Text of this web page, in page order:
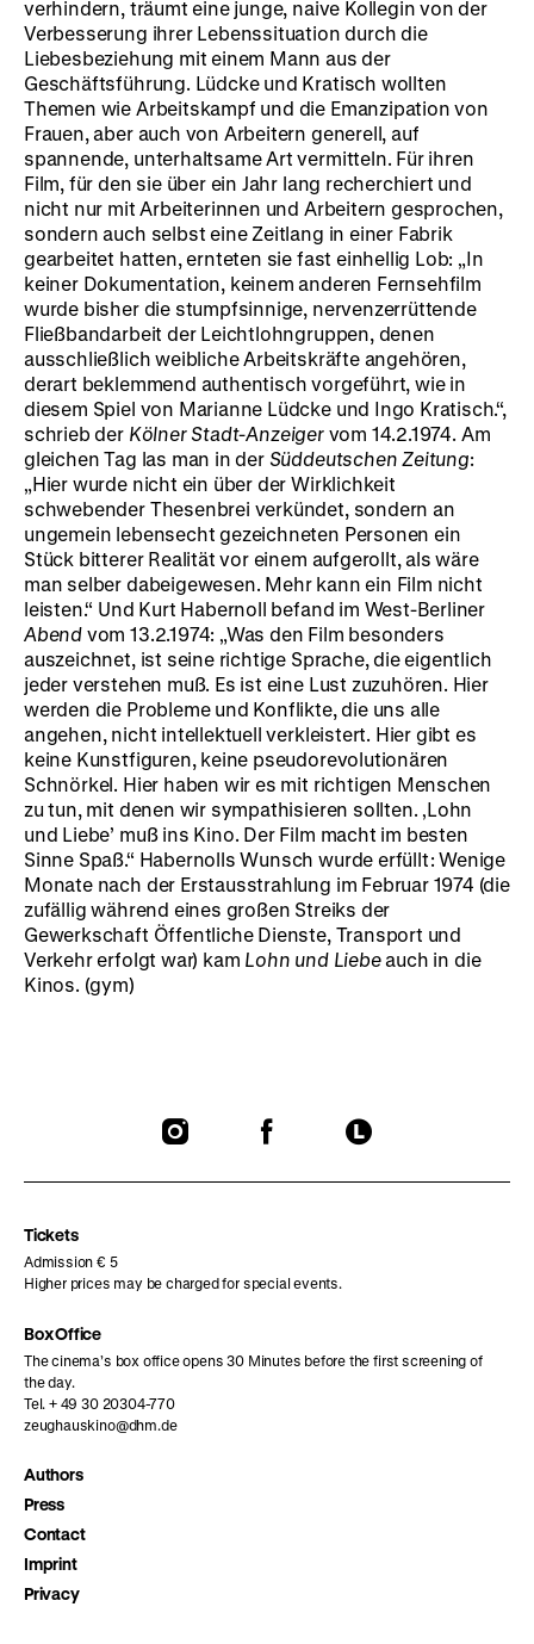
verhindern, träumt eine junge, naive Kollegin von der
Verbesserung ihrer Lebenssituation durch die
Liebesbeziehung mit einem Mann aus der
Geschäftsführung. Lüdcke und Kratisch wollten
Themen wie Arbeitskampf und die Emanzipation von
Frauen, aber auch von Arbeitern generell, auf
spannende, unterhaltsame Art vermitteln. Für ihren
Film, für den sie über ein Jahr lang recherchiert und
nicht nur mit Arbeiterinnen und Arbeitern gesprochen,
sondern auch selbst eine Zeitlang in einer Fabrik
gearbeitet hatten, ernteten sie fast einhellig Lob: „In
keiner Dokumentation, keinem anderen Fernsehfilm
wurde bisher die stumpfsinnige, nervenzerrüttende
Fließbandarbeit der Leichtlohngruppen, denen
ausschließlich weibliche Arbeitskräfte angehören,
derart beklemmend authentisch vorgeführt, wie in
diesem Spiel von Marianne Lüdcke und Ingo Kratisch.“,
schrieb der Kölner Stadt-Anzeigervom 14.2.1974. Am
gleichen Tag las man in der Süddeutschen Zeitung:
„Hier wurde nicht ein über der Wirklichkeit
schwebender Thesenbrei verkündet, sondern an
ungemein lebensecht gezeichneten Personen ein
Stück bitterer Realität vor einem aufgerollt, als wäre
man selber dabeigewesen. Mehr kann ein Film nicht
leisten.“ Und Kurt Habernoll befand im West-Berliner
Abend vom 13.2.1974: „Was den Film besonders
auszeichnet, ist seine richtige Sprache, die eigentlich
jeder verstehen muß. Es ist eine Lust zuzuhören. Hier
werden die Probleme und Konflikte, die uns alle
angehen, nicht intellektuell verkleistert. Hier gibt es
keine Kunstfiguren, keine pseudorevolutionären
Schnörkel. Hier haben wir es mit richtigen Menschen
zu tun, mit denen wir sympathisieren sollten. ‚Lohn
und Liebe’ muß ins Kino. Der Film macht im besten
Sinne Spaß.“ Habernolls Wunsch wurde erfüllt: Wenige
Monate nach der Erstausstrahlung im Februar 1974 (die
zufällig während eines großen Streiks der
Gewerkschaft Öffentliche Dienste, Transport und
Verkehr erfolgt war) kam Lohn und Liebeauch in die
Kinos. (gym)
To
To
To
Tickets
Admission € 5
Higher prices may be charged for special events.
Box Office
The cinema’s box office opens 30 Minutes before the first screening of
the day.
Tel. + 49 30 20304-770
zeughauskino@dhm.de
Authors
Press
Contact
Imprint
Privacy